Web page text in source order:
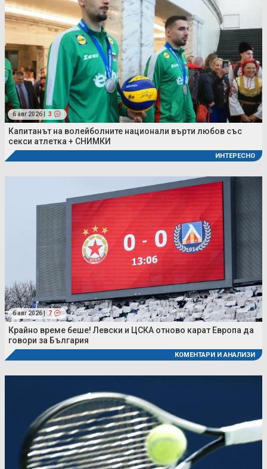
6 авг 2026 | 3
Капитанът на волейболните национали върти любов със
секси атлетка + СНИМКИ
ИНТЕРЕСНО
6 авг 2026 | 7
Крайно време беше! Левски и ЦСКА отново карат Европа да
говори за България
КОМЕНТАРИ И АНАЛИЗИ